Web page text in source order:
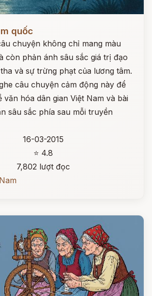
quốc
chuyện không chỉ mang màu
còn phản ánh sâu sắc giá trị đạo
và sự trừng phạt của lương tâm.
câu chuyện cảm động này để
văn hóa dân gian Việt Nam và bài
sâu sắc phía sau mỗi truyền
16-03-2015
⭐ 4.8
7,802 lượt đọc